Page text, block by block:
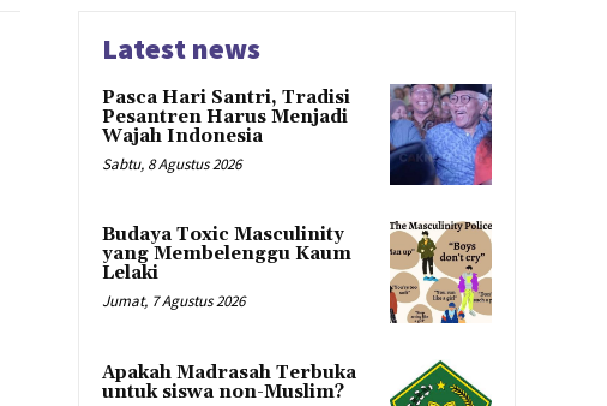
Latest news
Pasca Hari Santri, Tradisi
Pesantren Harus Menjadi
Wajah Indonesia
Sabtu, 8 Agustus 2026
Budaya Toxic Masculinity
yang Membelenggu Kaum
Lelaki
Jumat, 7 Agustus 2026
Apakah Madrasah Terbuka
untuk siswa non-Muslim?